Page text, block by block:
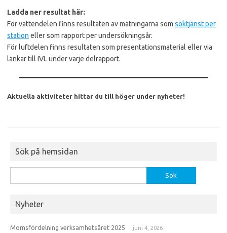
Ladda ner resultat här:
För vattendelen finns resultaten av mätningarna som söktjänst per
station eller som rapport per undersökningsår.
För luftdelen finns resultaten som presentationsmaterial eller via
länkar till IVL under varje delrapport.
Aktuella aktiviteter hittar du till höger under nyheter!
Sök på hemsidan
efter:
Nyheter
Momsfördelning verksamhetsåret 2025 juni 4, 2026